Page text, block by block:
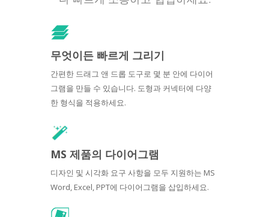
무엇이든 빠르게 그리기
간편한 드래그 앤 드롭 도구로 몇 분 안에 다이어
그램을 만들 수 있습니다. 도형과 커넥터에 다양
한 형식을 적용하세요.
MS 제품의 다이어그램
디자인 및 시각화 요구 사항을 모두 지원하는 MS
Word, Excel, PPT에 다이어그램을 삽입하세요.